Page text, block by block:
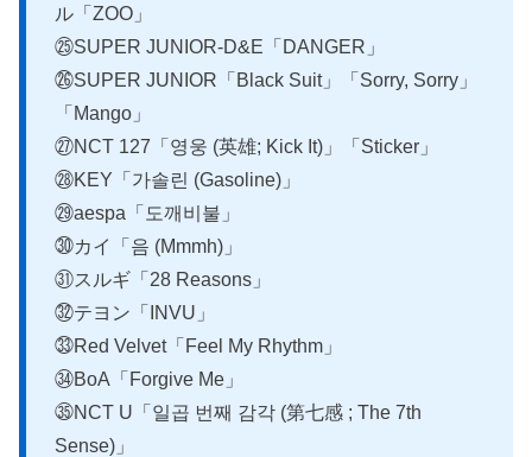
ル「ZOO」
㉕SUPER JUNIOR-D&E「DANGER」
㉖SUPER JUNIOR「Black Suit」「Sorry, Sorry」
「Mango」
㉗NCT 127「영웅 (英雄; Kick It)」「Sticker」
㉘KEY「가솔린 (Gasoline)」
㉙aespa「도깨비불」
㉚カイ「음 (Mmmh)」
㉛スルギ「28 Reasons」
㉜テヨン「INVU」
㉝Red Velvet「Feel My Rhythm」
㉞BoA「Forgive Me」
㉟NCT U「일곱 번째 감각 (第七感 ; The 7th
Sense)」